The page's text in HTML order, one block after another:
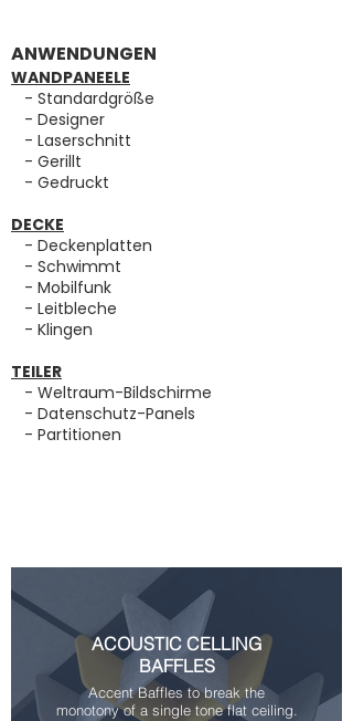
ANWENDUNGEN
WANDPANEELE
- Standardgröße
- Designer
- Laserschnitt
- Gerillt
- Gedruckt
DECKE
- Deckenplatten
- Schwimmt
- Mobilfunk
- Leitbleche
- Klingen
TEILER
- Weltraum-Bildschirme
- Datenschutz-Panels
- Partitionen
ACOUSTIC CELLING
BAFFLES
Accent Baffles to break the
monotony of a single tone flat ceiling.